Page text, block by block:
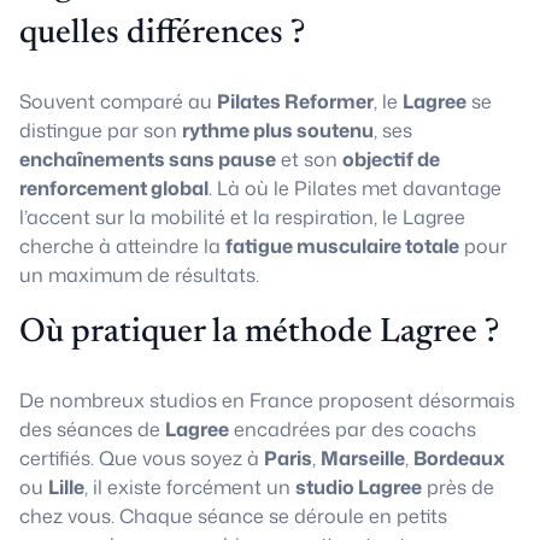
quelles différences ?
Souvent comparé au Pilates Reformer, le Lagree se
distingue par son rythme plus soutenu, ses
enchaînements sans pauseet son objectif de
renforcement global. Là où le Pilates met davantage
l’accent sur la mobilité et la respiration, le Lagree
cherche à atteindre la fatigue musculaire totale pour
un maximum de résultats.
Où pratiquer la méthode Lagree ?
De nombreux studios en France proposent désormais
des séances de Lagreeencadrées par des coachs
certifiés. Que vous soyez à Paris, Marseille, Bordeaux
ou Lille, il existe forcément un studio Lagree près de
chez vous. Chaque séance se déroule en petits